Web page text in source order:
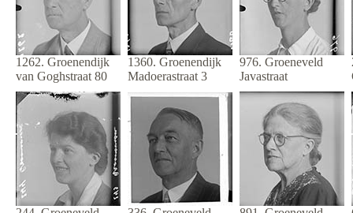
1262. Groenendijk
van Goghstraat 80
1360. Groenendijk
Madoerastraat 3
976. Groeneveld
Javastraat